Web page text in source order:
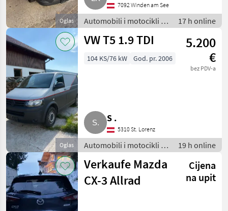
Oglas
7092 Winden am See
Automobili i motocikli /
Limuzine
17 h online
Oglas
VW T5 1.9 TDI
5.200
€
bez PDV-a
104 KS/76 kW God. pr. 2006
S .
5310 St. Lorenz
Automobili i motocikli /
Limuzine
19 h online
Verkaufe Mazda
CX-3 Allrad
Cijena
na upit